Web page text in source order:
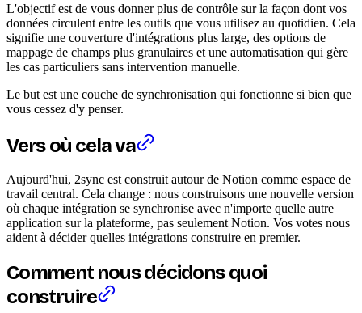
L'objectif est de vous donner plus de contrôle sur la façon dont vos
données circulent entre les outils que vous utilisez au quotidien. Cela
signifie une couverture d'intégrations plus large, des options de
mappage de champs plus granulaires et une automatisation qui gère
les cas particuliers sans intervention manuelle.
Le but est une couche de synchronisation qui fonctionne si bien que
vous cessez d'y penser.
Vers où cela va
Aujourd'hui, 2sync est construit autour de Notion comme espace de
travail central. Cela change : nous construisons une nouvelle version
où chaque intégration se synchronise avec n'importe quelle autre
application sur la plateforme, pas seulement Notion. Vos votes nous
aident à décider quelles intégrations construire en premier.
Comment nous décidons quoi
construire